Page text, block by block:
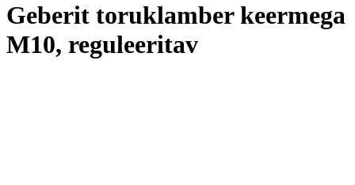
Geberit toruklamber keermega
M10, reguleeritav